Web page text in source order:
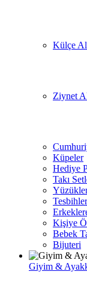
Külçe
Ziynet
Küpeler
Hediye
Takı
Tesbihler
Kişiye
Bebek
Bijuteri
Giyim &